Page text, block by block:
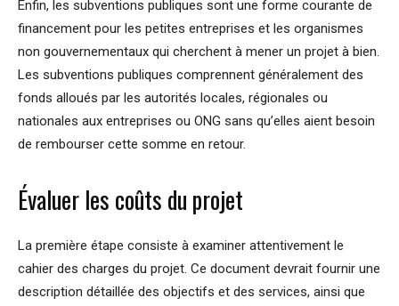
Enfin, les subventions publiques sont une forme courante de
financement pour les petites entreprises et les organismes
non gouvernementaux qui cherchent à mener un projet à bien.
Les subventions publiques comprennent généralement des
fonds alloués par les autorités locales, régionales ou
nationales aux entreprises ou ONG sans qu’elles aient besoin
de rembourser cette somme en retour.
Évaluer les coûts du projet
La première étape consiste à examiner attentivement le
cahier des charges du projet. Ce document devrait fournir une
description détaillée des objectifs et des services, ainsi que